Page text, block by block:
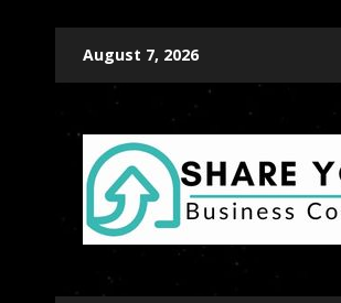
August 7, 2026